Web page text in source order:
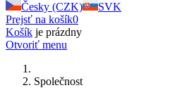
Česky (CZK)
SVK
Prejsť na košík0
Košík je prázdny
Otvoriť menu
Společnost